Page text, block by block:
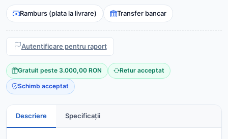
Ramburs (plata la livrare) Transfer bancar
Autentificare pentru raport
Gratuit peste 3.000,00 RON Retur acceptat
Schimb acceptat
Descriere Specificații